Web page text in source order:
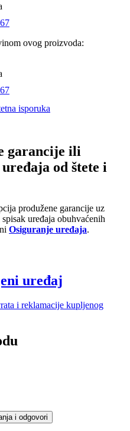
ovog proizvoda:
isporuka
garancije ili
od štete i
produžene garancije uz
uređaja obuhvaćenih
Osiguranje uređaja.
uređaj
i reklamacije kupljenog
i odgovori